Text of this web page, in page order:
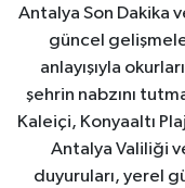
Antalya Son Dakika
güncel
anlayışıyla
şehrin nabzını
Kaleiçi, Konyaaltı
Antalya Valiliği
duyuruları, yerel